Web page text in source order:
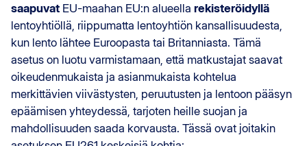
saapuvat EU-maahan EU:n alueella rekisteröidyllä
lentoyhtiöllä, riippumatta lentoyhtiön kansallisuudesta,
kun lento lähtee Euroopasta tai Britanniasta. Tämä
asetus on luotu varmistamaan, että matkustajat saavat
oikeudenmukaista ja asianmukaista kohtelua
merkittävien viivästysten, peruutusten ja lentoon pääsyn
epäämisen yhteydessä, tarjoten heille suojan ja
mahdollisuuden saada korvausta. Tässä ovat joitakin